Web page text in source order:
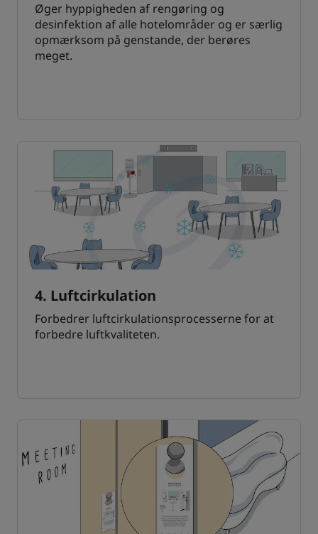
Øger hyppigheden af rengøring og
desinfektion af alle hotelområder og er særlig
opmærksom på genstande, der berøres
meget.
4. Luftcirkulation
Forbedrer luftcirkulationsprocesserne for at
forbedre luftkvaliteten.